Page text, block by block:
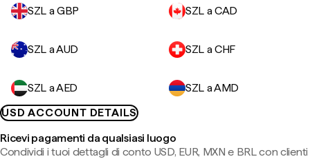
SZL a GBP SZL a CAD
SZL a AUD SZL a CHF
SZL a AED
SZL a AMD
USD ACCOUNT DETAILS
Ricevi pagamenti da qualsiasi luogo
Condividi i tuoi dettagli di conto USD, EUR, MXN e BRL con clienti